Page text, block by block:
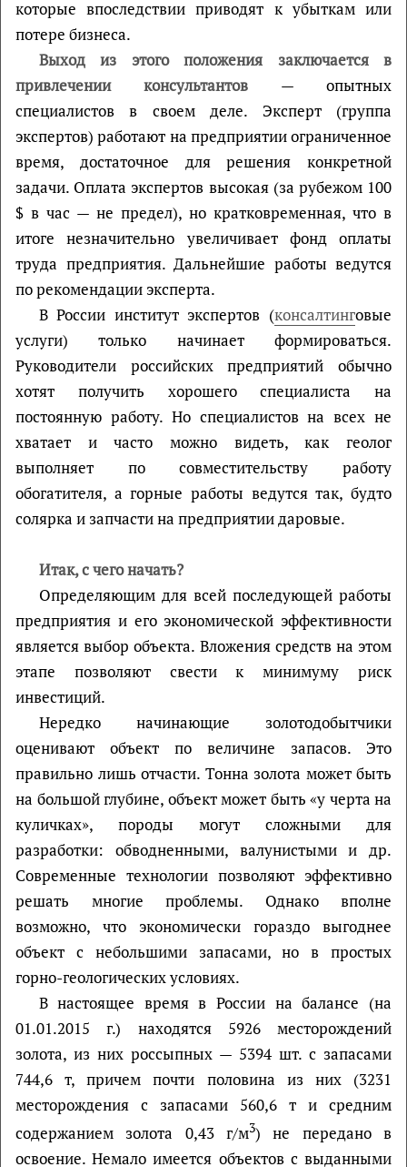
которые впоследствии приводят к убыткам или
потере бизнеса.
Выход из этого положения заключается в
привлечении консультантов — опытных
специалистов в своем деле. Эксперт (группа
экспертов) работают на предприятии ограниченное
время, достаточное для решения конкретной
задачи. Оплата экспертов высокая (за рубежом 100
$ в час — не предел), но кратковременная, что в
итоге незначительно увеличивает фонд оплаты
труда предприятия. Дальнейшие работы ведутся
по рекомендации эксперта.
В России институт экспертов (консалтинговые
услуги) только начинает формироваться.
Руководители российских предприятий обычно
хотят получить хорошего специалиста на
постоянную работу. Но специалистов на всех не
хватает и часто можно видеть, как геолог
выполняет по совместительству работу
обогатителя, а горные работы ведутся так, будто
солярка и запчасти на предприятии даровые.
Итак, с чего начать?
Определяющим для всей последующей работы
предприятия и его экономической эффективности
является выбор объекта. Вложения средств на этом
этапе позволяют свести к минимуму риск
инвестиций.
Нередко начинающие золотодобытчики
оценивают объект по величине запасов. Это
правильно лишь отчасти. Тонна золота может быть
на большой глубине, объект может быть «у черта на
куличках», породы могут сложными для
разработки: обводненными, валунистыми и др.
Современные технологии позволяют эффективно
решать многие проблемы. Однако вполне
возможно, что экономически гораздо выгоднее
объект с небольшими запасами, но в простых
горно-геологических условиях.
В настоящее время в России на балансе (на
01.01.2015 г.) находятся 5926 месторождений
золота, из них россыпных — 5394 шт. с запасами
744,6 т, причем почти половина из них (3231
месторождения с запасами 560,6 т и средним
содержанием золота 0,43 г/м3) не передано в
освоение. Немало имеется объектов с выданными